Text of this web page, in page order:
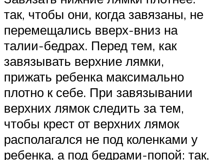
так, чтобы они, когда завязаны, не
перемещались вверх-вниз на
талии-бедрах. Перед тем, как
завязывать верхние лямки,
прижать ребенка максимально
плотно к себе. При завязывании
верхних лямок следить за тем,
чтобы крест от верхних лямок
располагался не под коленками у
ребенка, а под бедрами-попой: так,